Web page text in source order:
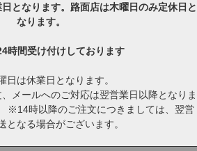
となります。路面店は木曜日のみ定休日と
なります。
時間受け付けしております
日は休業日となります。
メールへのご対応は翌営業日以降となりま
※14時以降のご注文につきましては、翌営
となる場合がございます。